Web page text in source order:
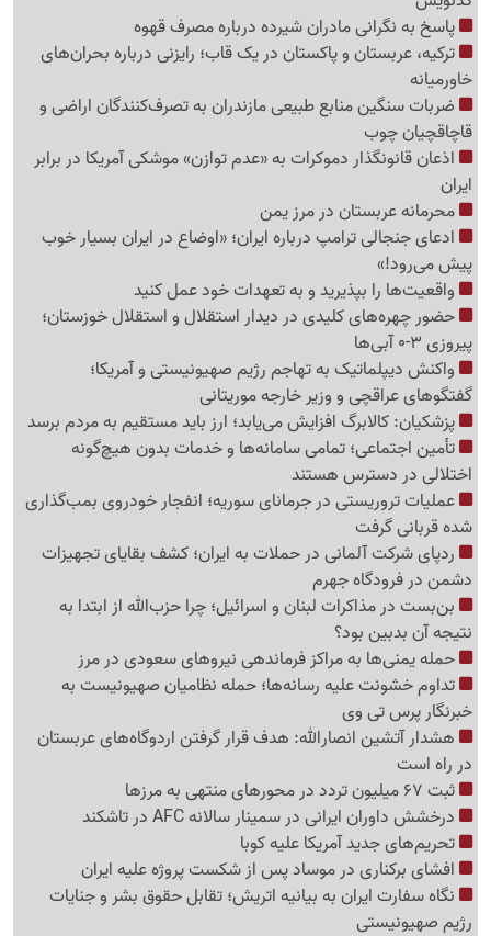
پاسخ به نگرانی مادران شیرده درباره مصرف قهوه
ترکیه، عربستان و پاکستان در یک قاب؛ رایزنی درباره بحران‌های
خاورمیانه
ضربات سنگین منابع طبیعی مازندران به تصرف‌کنندگان اراضی و
قاچاقچیان چوب
اذعان قانونگذار دموکرات به «عدم توازن» موشکی آمریکا در برابر
ایران
محرمانه عربستان در مرز یمن
ادعای جنجالی ترامپ درباره ایران؛ «اوضاع در ایران بسیار خوب
پیش می‌رود!»
واقعیت‌ها را بپذیرید و به تعهدات خود عمل کنید
حضور چهره‌های کلیدی در دیدار استقلال و استقلال خوزستان؛
پیروزی 3-0 آبی‌ها
واکنش دیپلماتیک به تهاجم رژیم صهیونیستی و آمریکا؛
گفتگوهای عراقچی و وزیر خارجه موریتانی
پزشکیان: کالابرگ افزایش می‌یابد؛ ارز باید مستقیم به مردم برسد
تأمین اجتماعی؛ تمامی سامانه‌ها و خدمات بدون هیچ‌گونه
اختلالی در دسترس هستند
عملیات تروریستی در جرمانای سوریه؛ انفجار خودروی بمب‌گذاری
شده قربانی گرفت
ردپای شرکت آلمانی در حملات به ایران؛ کشف بقایای تجهیزات
دشمن در فرودگاه جهرم
بن‌بست در مذاکرات لبنان و اسرائیل؛ چرا حزب‌الله از ابتدا به
نتیجه آن بدبین بود؟
حمله یمنی‌ها به مراکز فرماندهی نیروهای سعودی در مرز
تداوم خشونت علیه رسانه‌ها؛ حمله نظامیان صهیونیست به
خبرنگار پرس تی وی
هشدار آتشین انصارالله: هدف قرار گرفتن اردوگاه‌های عربستان
در راه است
ثبت 67 میلیون تردد در محورهای منتهی به مرزها
درخشش داوران ایرانی در سمینار سالانه AFC در تاشکند
تحریم‌های جدید آمریکا علیه کوبا
افشای برکناری در موساد پس از شکست پروژه علیه ایران
نگاه سفارت ایران به بیانیه اتریش؛ تقابل حقوق بشر و جنایات
رژیم صهیونیستی